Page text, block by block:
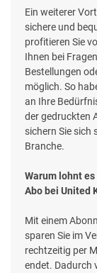
Ein weiterer
sichere und
profitieren Sie
Ihnen bei
Bestellungen
möglich. So
an Ihre
der gedruckten
sichern Sie
Branche.
Warum lohnt
Abo bei United
Mit einem
sparen Sie im
rechtzeitig per
endet. Dadurch